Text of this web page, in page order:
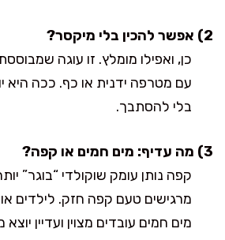
2) אפשר להכין בלי מיקסר?
כן, ואפילו מומלץ. זו עוגה
עם מטרפה ידנית או כף. ככה היא
בלי להסתבך.
3) מה עדיף: מים חמים או קפה?
קפה נותן עומק שוקולדי “בוגר”
מרגישים טעם קפה חזק. לילדים
מים חמים עובדים מצוין ועדיין